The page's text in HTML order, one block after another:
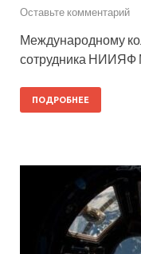
Оставьте комментарий
Международному
сотрудника НИИЯФ
ПОДРОБНЕЕ